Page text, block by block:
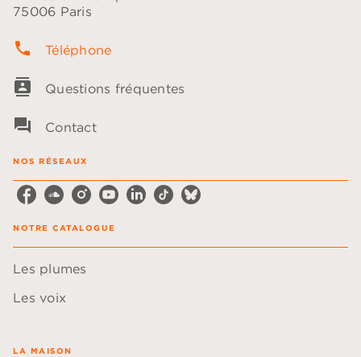
75006 Paris
phone Téléphone
contacts Questions fréquentes
question_answer Contact
NOS RÉSEAUX
NOTRE CATALOGUE
Les plumes
Les voix
LA MAISON